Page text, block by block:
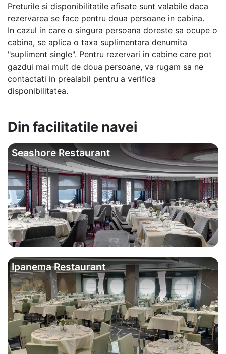
Preturile si disponibilitatile afisate sunt valabile daca
rezervarea se face pentru doua persoane in cabina.
In cazul in care o singura persoana doreste sa ocupe o
cabina, se aplica o taxa suplimentara denumita
"supliment single". Pentru rezervari in cabine care pot
gazdui mai mult de doua persoane, va rugam sa ne
contactati in prealabil pentru a verifica
disponibilitatea.
Din facilitatile navei
Seashore Restaurant
Ipanema Restaurant